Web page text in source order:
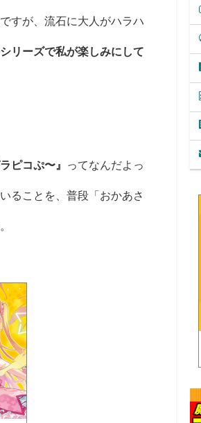
すが、流石に大人がハラハ
リーズで私が楽しみにして
ラピコぷ〜』 ってなんだよっ
ることを、普段「おかあさ